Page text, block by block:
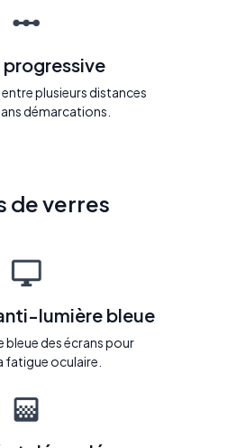
progressive
plusieurs distances
démarcations.
de verres
lumière bleue
bleue des écrans pour
fatigue oculaire.